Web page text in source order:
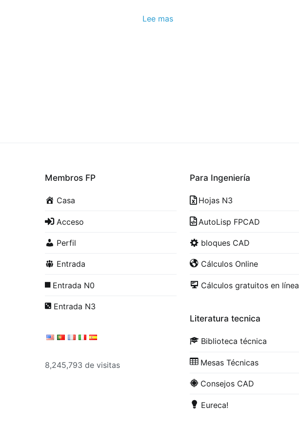
Lee mas
Membros FP
Casa
Acceso
Perfil
Entrada
Entrada N0
Entrada N3
8,245,793 de visitas
Para Ingeniería
Hojas N3
AutoLisp FPCAD
bloques CAD
Cálculos Online
Cálculos gratuitos en línea
Literatura tecnica
Biblioteca técnica
Mesas Técnicas
Consejos CAD
Eureca!